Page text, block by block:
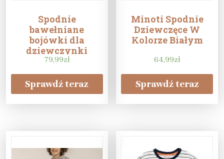
Spodnie
bawełniane
bojówki dla
dziewczynki
79,99zł
Sprawdź teraz
Minoti Spodnie
Dziewczęce W
Kolorze Białym
64,99zł
Sprawdź teraz